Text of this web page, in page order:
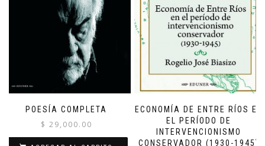
POESÍA COMPLETA
$ 29,000.00
ECONOMÍA DE ENTRE RÍOS EN
EL PERÍODO DE
INTERVENCIONISMO
CONSERVADOR (1930-1945)